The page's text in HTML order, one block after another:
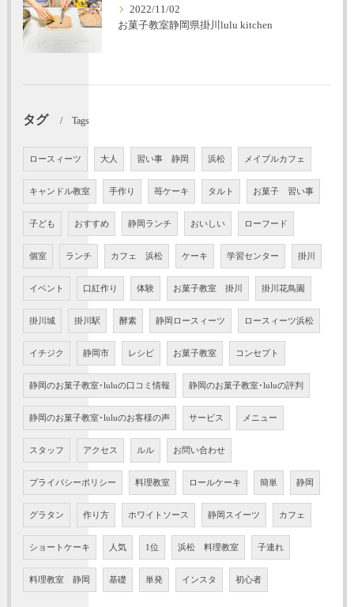
2022/11/02
お菓子教室静岡県掛川lulu kitchen
タグ Tags
ロースィーツ 大人 習い事 静岡 浜松 メイプルカフェ
キャンドル教室 手作り 苺ケーキ タルト お菓子 習い事
子ども おすすめ 静岡ランチ おいしい ローフード
個室 ランチ カフェ 浜松 ケーキ 学習センター 掛川
イベント 口紅作り 体験 お菓子教室 掛川 掛川花鳥園
掛川城 掛川駅 酵素 静岡ロースィーツ ロースィーツ浜松
イチジク 静岡市 レシピ お菓子教室 コンセプト
静岡のお菓子教室･luluの口コミ情報 静岡のお菓子教室･luluの評判
静岡のお菓子教室･luluのお客様の声 サービス メニュー
スタッフ アクセス ルル お問い合わせ
プライバシーポリシー 料理教室 ロールケーキ 簡単 静岡
グラタン 作り方 ホワイトソース 静岡スイーツ カフェ
ショートケーキ 人気 1位 浜松 料理教室 子連れ
料理教室 静岡 基礎 単発 インスタ 初心者